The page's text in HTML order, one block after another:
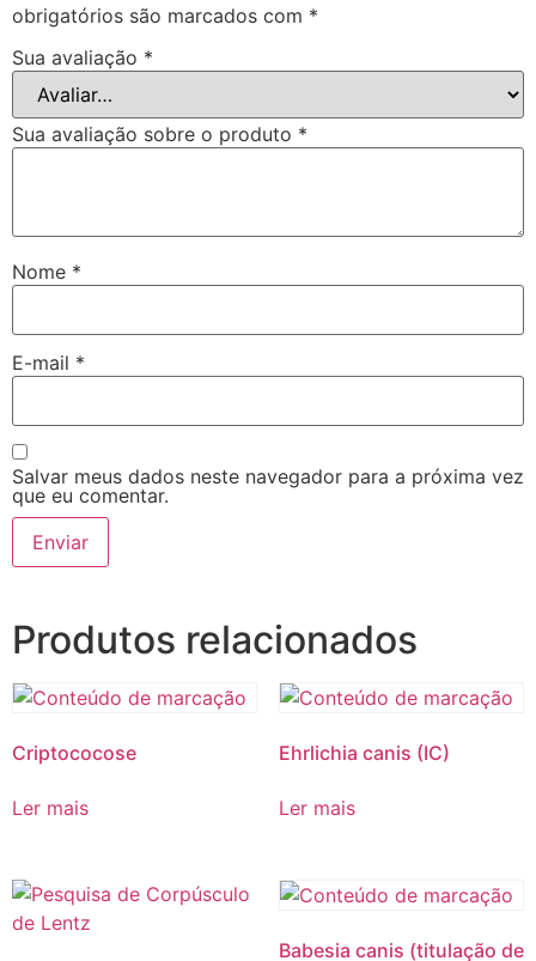
obrigatórios são marcados com *
Sua avaliação *
Sua avaliação sobre o produto *
Nome *
E-mail *
Salvar meus dados neste navegador para a próxima vez
que eu comentar.
Produtos relacionados
Criptococose
Ler mais
Ehrlichia canis (IC)
Ler mais
Babesia canis (titulação de